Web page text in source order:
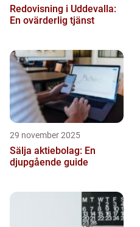
Redovisning i Uddevalla:
En ovärderlig tjänst
29 november 2025
Sälja aktiebolag: En
djupgående guide